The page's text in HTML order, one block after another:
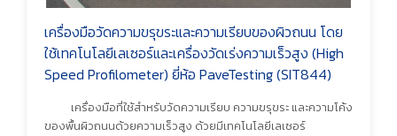
เครื่องมือวัดความขรุขระและความเรียบของผิวถนน โดย
ใช้เทคโนโลยีเลเซอร์และเครื่องวัดเร่งความเร็วสูง (High
Speed Profilometer) ยี่ห้อ PaveTesting (SIT844)
เครื่องมือที่ใช้สำหรับวัดความเรียบ ความขรุขระ และความโค้ง
ของพื้นผิวถนนด้วยความเร็วสูง ด้วยมีเทคโนโลยีเลเซอร์